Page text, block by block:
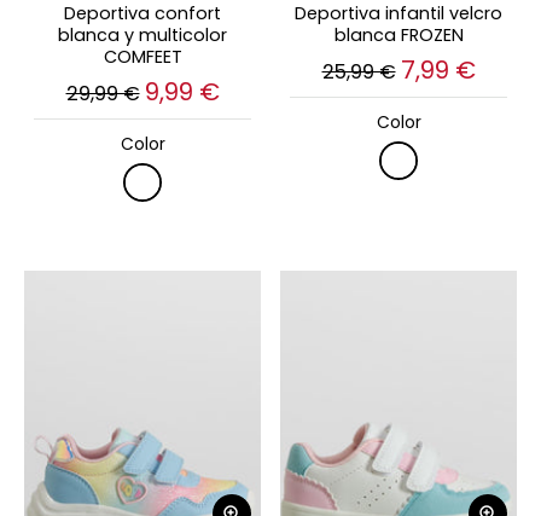
Deportiva confort
blanca y multicolor
COMFEET
29,99 € 9,99 €
Color
Deportiva infantil velcro
blanca FROZEN
25,99 € 7,99 €
Color